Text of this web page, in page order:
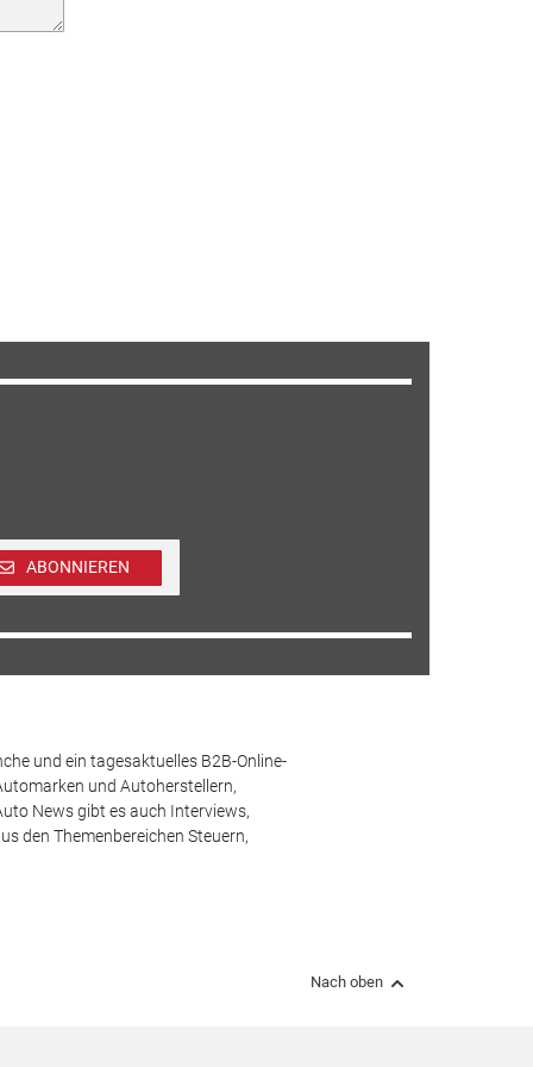
ABONNIEREN
und ein tagesaktuelles B2B-Online-
und Autoherstellern,
News gibt es auch Interviews,
den Themenbereichen Steuern,
Nach oben